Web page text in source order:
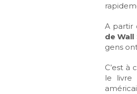
A partir
de
gens
C’est à
le livre